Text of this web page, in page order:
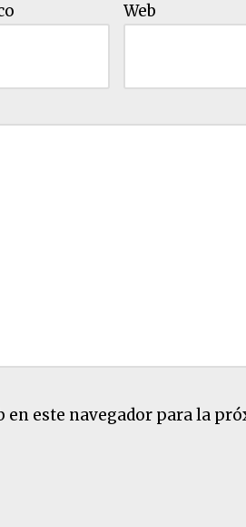
Web
este navegador para la